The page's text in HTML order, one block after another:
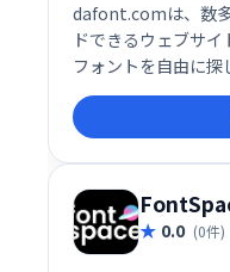
dafont.comは、数
ドできるウェブサ
フォントを自由に
なスタイルのフォ
プロジェクトをより
できるので、まず
のフォントを見つけ
0.0 (0件)